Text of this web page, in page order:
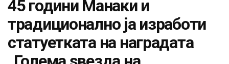
45 години Манаки и
традиционално ја изработи
статуетката на наградата